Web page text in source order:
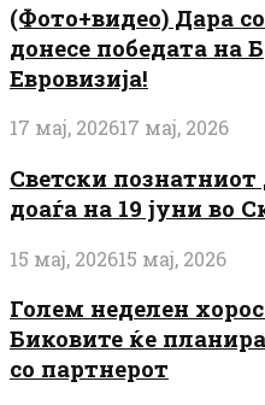
(Фото+видео) Дара
донесе победата на
Евровизија!
17 мај, 202617 мај, 2026
Светски
доаѓа на 19 јуни во
15 мај, 202615 мај, 2026
Голем неделен
Биковите ќе
со партнерот